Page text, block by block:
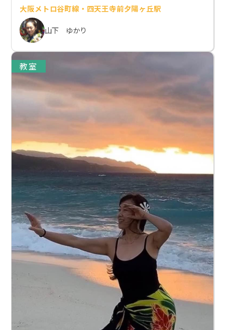
大阪メトロ谷町線・四天王寺前夕陽ヶ丘駅
山下 ゆかり
教室